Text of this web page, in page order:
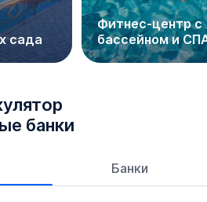
займет 7 минут.
инфраструктура
- центральный сквер,
кинотеатр под
интернетом. Для тех, кто
площадки для
сада
Фитнес-центр с
бассейном и
банки
Банки